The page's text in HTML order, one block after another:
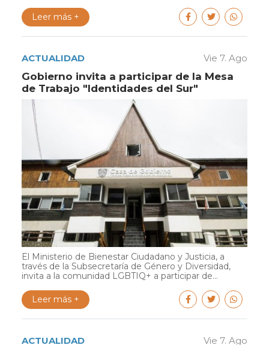
Leer más +
ACTUALIDAD Vie 7. Ago
Gobierno invita a participar de la Mesa
de Trabajo "Identidades del Sur"
El Ministerio de Bienestar Ciudadano y Justicia, a
través de la Subsecretaría de Género y Diversidad,
invita a la comunidad LGBTIQ+ a participar de...
Leer más +
ACTUALIDAD Vie 7. Ago